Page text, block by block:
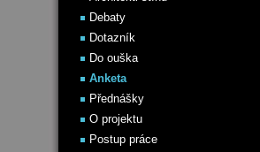
Debaty
Dotazník
Do ouška
Anketa
Přednášky
O projektu
Postup práce